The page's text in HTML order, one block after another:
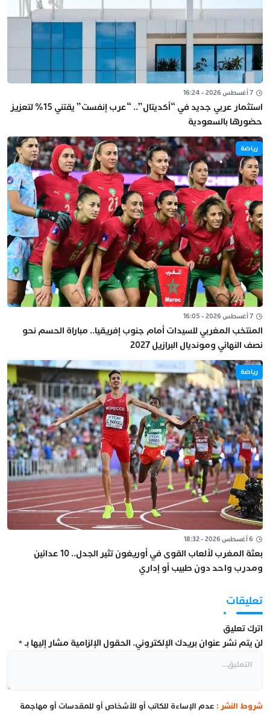
7 أغسطس 2026 - 16:24
استثمار عربي جديد في “أكديتال”.. “عرب إنفست” يقتني 15% لتعزيز
حضورها بالسعودية
رياضة
7 أغسطس 2026 - 16:05
المنتخب المغربي للسيدات أمام جنوب إفريقيا.. مباراة الحسم نحو
نصف النهائي ومونديال البرازيل 2027
رياضة
6 أغسطس 2026 - 18:32
بعثة المغرب لألعاب القوى في أوريغون تثير الجدل.. 10 عدائين
ومدرب واحد دون طبيب أو إداري
تعليقات
اترك تعليق
لن يتم نشر عنوان بريدك الإلكتروني. الحقول الإلزامية مشار إليها بـ*
شروط النشر : عدم الإساءة للكاتب أو للأشخاص أو للمقدسات أو مهاجمة